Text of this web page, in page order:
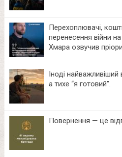
Перехоплювачі,
перенесення війни на
Хмара озвучив
Іноді
а тихе “я готовий”.
Повернення — це